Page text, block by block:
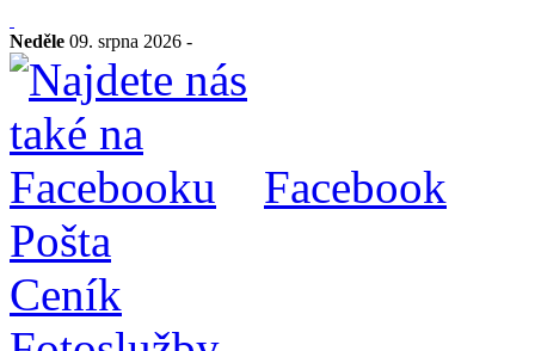
Neděle 09. srpna 2026 -
Facebook
Pošta
Ceník